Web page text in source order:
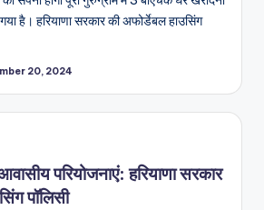
है। हरियाणा सरकार की अफोर्डेबल हाउसिंग
20, 2024
परियोजनाएं: हरियाणा सरकार
पॉलिसी